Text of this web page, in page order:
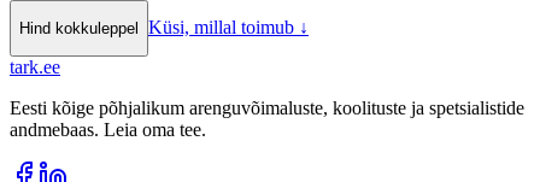
Hind kokkuleppel Küsi, millal toimub ↓
tark.ee
Eesti kõige põhjalikum arenguvõimaluste, koolituste ja spetsialistide
andmebaas. Leia oma tee.